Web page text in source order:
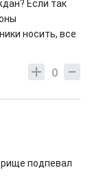
Если так
носить, все
0
подпевал